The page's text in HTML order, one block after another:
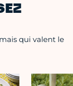
qui valent le